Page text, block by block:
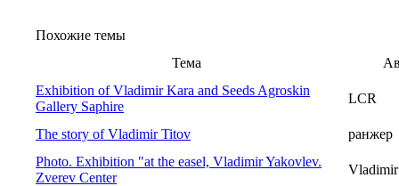
Похожие темы
Тема
Exhibition of Vladimir Kara and Seeds Agroskin
Gallery Saphire
LCR
The story of Vladimir Titov
ранжер
Photo. Exhibition "at the easel, Vladimir Yakovlev.
Zverev Center
Vladimir